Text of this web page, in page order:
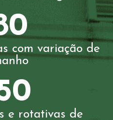
com variação de
e rotativas de